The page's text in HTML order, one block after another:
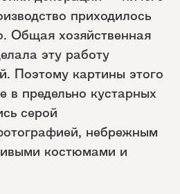
приходилось
Общая хозяйственная
эту работу
Поэтому картины этого
в предельно кустарных
серой
небрежным
костюмами и